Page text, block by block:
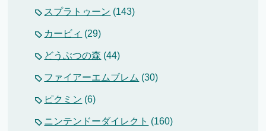
スプラトゥーン (143)
カービィ (29)
どうぶつの森 (44)
ファイアーエムブレム (30)
ピクミン (6)
ニンテンドーダイレクト (160)